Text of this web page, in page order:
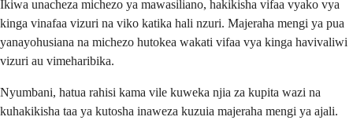
Ikiwa unacheza michezo ya mawasiliano, hakikisha vifaa vyako vya
kinga vinafaa vizuri na viko katika hali nzuri. Majeraha mengi ya pua
yanayohusiana na michezo hutokea wakati vifaa vya kinga havivaliwi
vizuri au vimeharibika.
Nyumbani, hatua rahisi kama vile kuweka njia za kupita wazi na
kuhakikisha taa ya kutosha inaweza kuzuia majeraha mengi ya ajali.